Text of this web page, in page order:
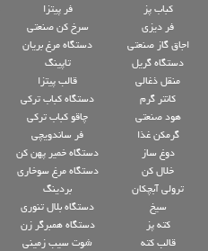
کباب پز
فر دیزی
اجاق گاز صنعتی
دستگاه گریل
منقل ذغالی
کانتر گرم
هود صنعتی
گرمکن غذا
دوغ ساز
خلال کن
ترولی آبچکان
سیخ
کته پز
قالب کته
فر پیتزا
سرخ کن صنعتی
دستگاه مرغ بریان
تاپینگ
قالب پیتزا
دستگاه کباب ترکی
چاقو کباب ترکی
فر ساندویچی
دستگاه خمیر پهن کن
دستگاه مرغ سوخاری
بردینگ
دستگاه بلال تنوری
دستگاه همبرگر زن
شوت سیب زمینی